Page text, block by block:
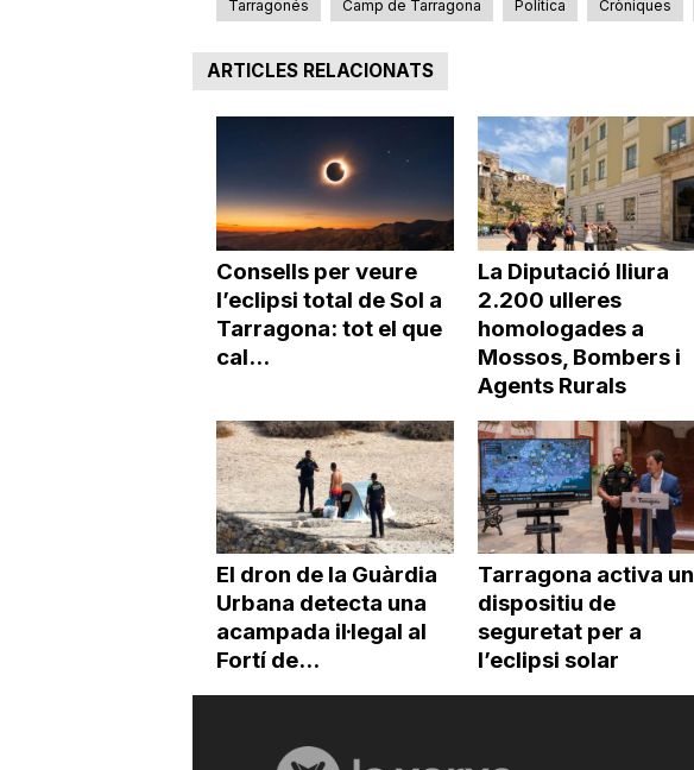
Tarragonés Camp de Tarragona Política Cròniques
ARTICLES RELACIONATS
Consells per veure
l’eclipsi total de Sol a
Tarragona: tot el que
cal...
La Diputació lliura
2.200 ulleres
homologades a
Mossos, Bombers i
Agents Rurals
El dron de la Guàrdia
Urbana detecta una
acampada il·legal al
Fortí de...
Tarragona activa un
dispositiu de
seguretat per a
l’eclipsi solar